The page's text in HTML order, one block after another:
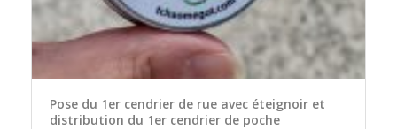
Pose du 1er cendrier de rue avec éteignoir et
distribution du 1er cendrier de poche